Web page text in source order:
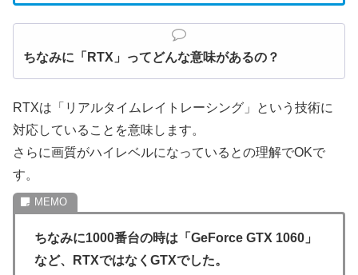
ちなみに「RTX」ってどんな意味があるの？
RTXは「リアルタイムレイトレーシング」という技術に
対応していることを意味します。
さらに画質がハイレベルになっているとの理解でOKで
す。
ちなみに1000番台の時は「GeForce GTX 1060」
など、RTXではなくGTXでした。